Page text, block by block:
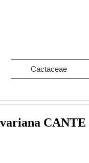
Cactaceae
CANTE